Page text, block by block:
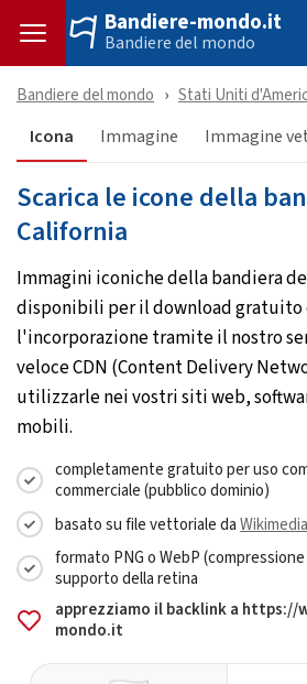
Bandiere-mondo.it
Bandiere del mondo
Bandiere del mondo Stati Uniti
Icona Immagine Immagine
Scarica le icone della
California
Immagini iconiche della bandiera
disponibili per il download gratuito
l'incorporazione tramite il nostro
veloce CDN (Content Delivery
utilizzarle nei vostri siti web,
mobili.
completamente gratuito per uso
commerciale (pubblico dominio)
basato su file vettoriale da
formato PNG o WebP
supporto della retina
apprezziamo il backlink a https://
mondo.it